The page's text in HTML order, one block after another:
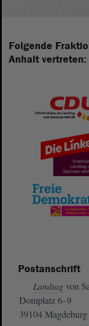
Folgende
Anhalt vertreten:
Postanschrift
Landtag von
Domplatz 6–9
39104 Magdeburg